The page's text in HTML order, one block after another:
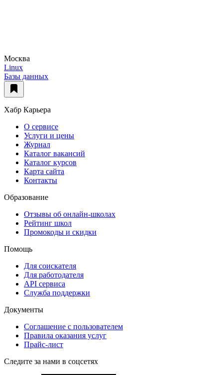
Москва
Linux
Базы данных
Хабр Карьера
О сервисе
Услуги и цены
Журнал
Каталог вакансий
Каталог курсов
Карта сайта
Контакты
Образование
Отзывы об онлайн-школах
Рейтинг школ
Промокоды и скидки
Помощь
Для соискателя
Для работодателя
API сервиса
Служба поддержки
Документы
Соглашение с пользователем
Правила оказания услуг
Прайс-лист
Следите за нами в соцсетях